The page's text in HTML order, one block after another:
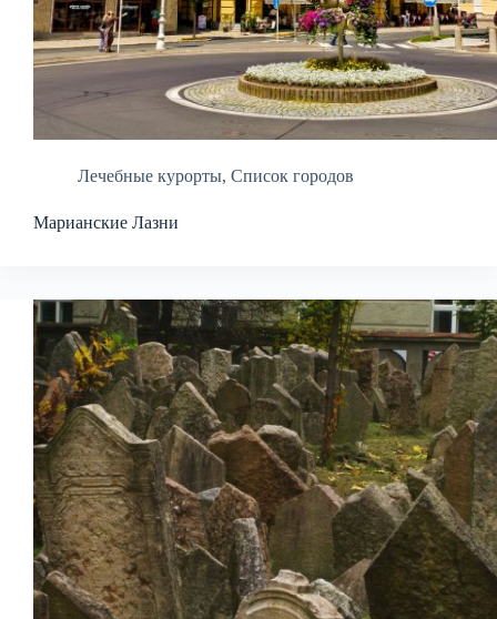
Лечебные курорты, Список городов
Марианские Лазни